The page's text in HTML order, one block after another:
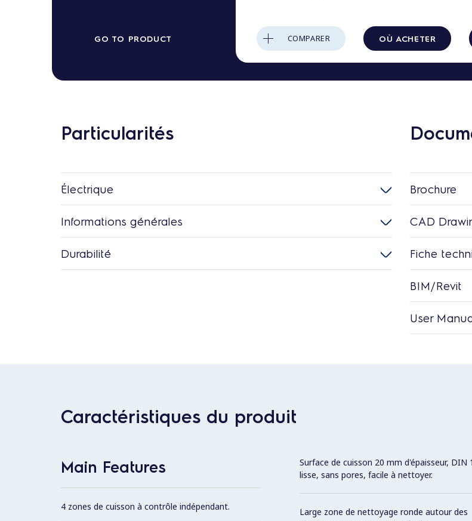
GO TO PRODUCT COMPARER OÙ ACHETER
Particularités
Électrique
Informations générales
Durabilité
Brochure
CAD
Fiche
BIM/Revit
User
Caractéristiques du produit
Main Features
4 zones de cuisson à contrôle indépendant.
Surface de cuisson 20 mm d'épaisseur, DIN
lisse, sans pores, facile à nettoyer.
Large zone de nettoyage ronde autour des